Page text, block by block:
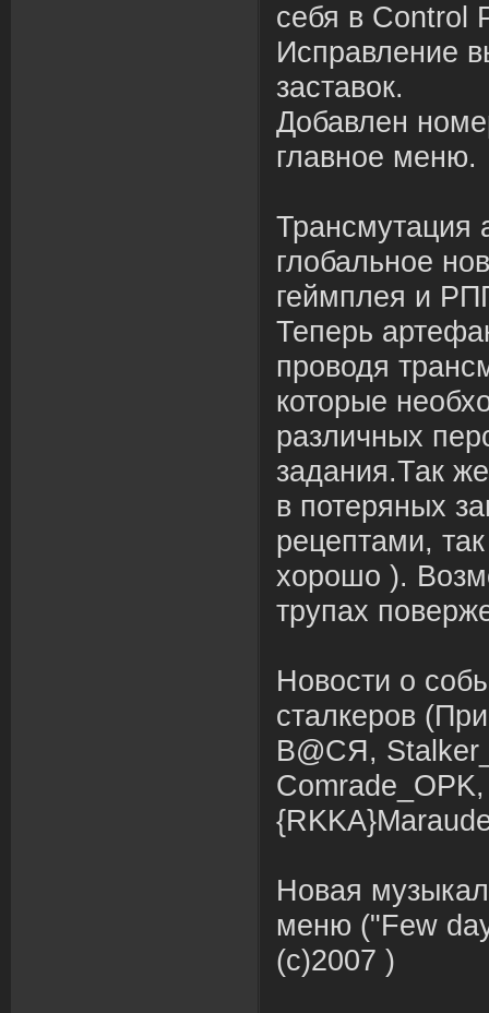
себя в Control
Исправление
заставок.
Добавлен
главное меню.
Трансмутация
глобальное
геймплея и
Теперь
проводя
которые
различных
задания.Так
в потеряных
рецептами,
хорошо ).
трупах
Новости о
сталкеров
B@СЯ,
Новая
меню ("Few
(с)2007 )